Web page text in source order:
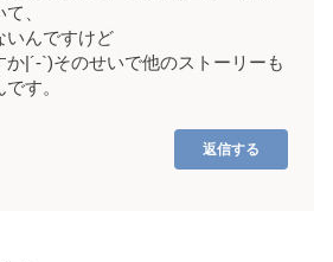
、
いんですけど
|´-`)そのせいで他のストーリーも
す。
返信する